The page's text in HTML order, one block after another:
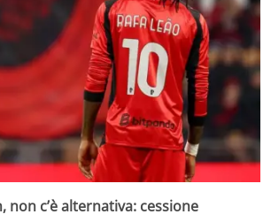
non c’è alternativa: cessione